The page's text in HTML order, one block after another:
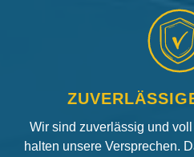
Wir sind zuverlässig und
halten unsere Versprechen.